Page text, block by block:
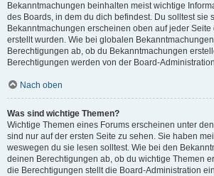
Bekanntmachungen beinhalten meist wichtige
des Boards, in dem du dich befindest. Du solltest sie
Bekanntmachungen erscheinen oben auf jeder Seite
erstellt wurden. Wie bei globalen
Berechtigungen ab, ob du Bekanntmachungen
Berechtigungen werden von der Board-
Nach oben
Was sind wichtige Themen?
Wichtige Themen eines Forums erscheinen unter
sind nur auf der ersten Seite zu sehen. Sie haben
weswegen du sie lesen solltest. Wie bei den
deinen Berechtigungen ab, ob du wichtige Themen
die Berechtigungen stellt die Board-Administration